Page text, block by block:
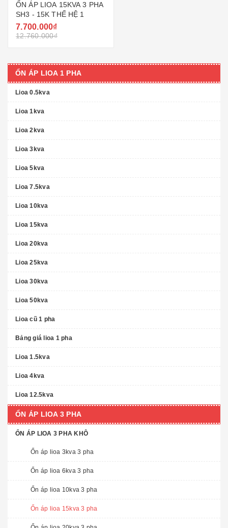
ỔN ÁP LIOA 15KVA 3 PHA
SH3 - 15K THẾ HỆ 1
7.700.000₫
12.760.000₫
ỔN ÁP LIOA 1 PHA
Lioa 0.5kva
Lioa 1kva
Lioa 2kva
Lioa 3kva
Lioa 5kva
Lioa 7.5kva
Lioa 10kva
Lioa 15kva
Lioa 20kva
Lioa 25kva
Lioa 30kva
Lioa 50kva
Lioa cũ 1 pha
Bảng giá lioa 1 pha
Lioa 1.5kva
Lioa 4kva
Lioa 12.5kva
ỔN ÁP LIOA 3 PHA
ỔN ÁP LIOA 3 PHA KHÔ
Ổn áp lioa 3kva 3 pha
Ổn áp lioa 6kva 3 pha
Ổn áp lioa 10kva 3 pha
Ổn áp lioa 15kva 3 pha